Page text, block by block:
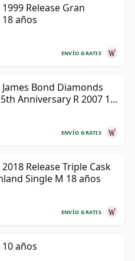
Release Gran
18 años
ENVÍO GRATIS
Bond Diamonds
Anniversary R 2007 18
ENVÍO GRATIS
Release Triple Cask
Single M 18 años
ENVÍO GRATIS
años